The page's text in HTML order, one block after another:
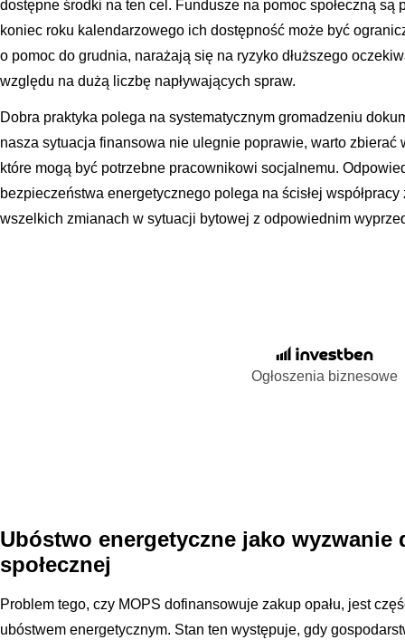
dostępne środki na ten cel. Fundusze na pomoc społeczną
koniec roku kalendarzowego ich dostępność może być
o pomoc do grudnia, narażają się na ryzyko dłuższego
względu na dużą liczbę napływających spraw.
Dobra praktyka polega na systematycznym gromadzeniu
nasza sytuacja finansowa nie ulegnie poprawie, warto
które mogą być potrzebne pracownikowi socjalnemu.
bezpieczeństwa energetycznego polega na ścisłej
wszelkich zmianach w sytuacji bytowej z odpowiednim
Ogłoszenia biznesowe
Ubóstwo energetyczne jako wyzwanie
społecznej
Problem tego, czy MOPS dofinansowuje zakup opału, jest
ubóstwem energetycznym. Stan ten występuje, gdy